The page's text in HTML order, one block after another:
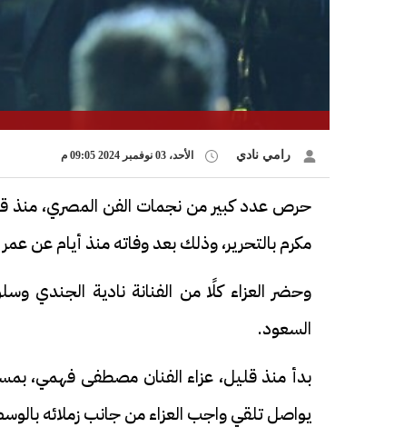
رامي نادي الأحد، 03 نوفمبر 2024 09:05 م
حرص عدد كبير من نجمات الفن المصري، منذ
مكرم بالتحرير، وذلك بعد وفاته منذ أيام عن عمر يناهز 77 عامًا بعد صراع مع
وحضر العزاء كلًا من الفنانة نادية
السعود.
بدأ منذ قليل، عزاء الفنان مصطفى فهمي،
يواصل تلقي واجب العزاء من جانب زملائه